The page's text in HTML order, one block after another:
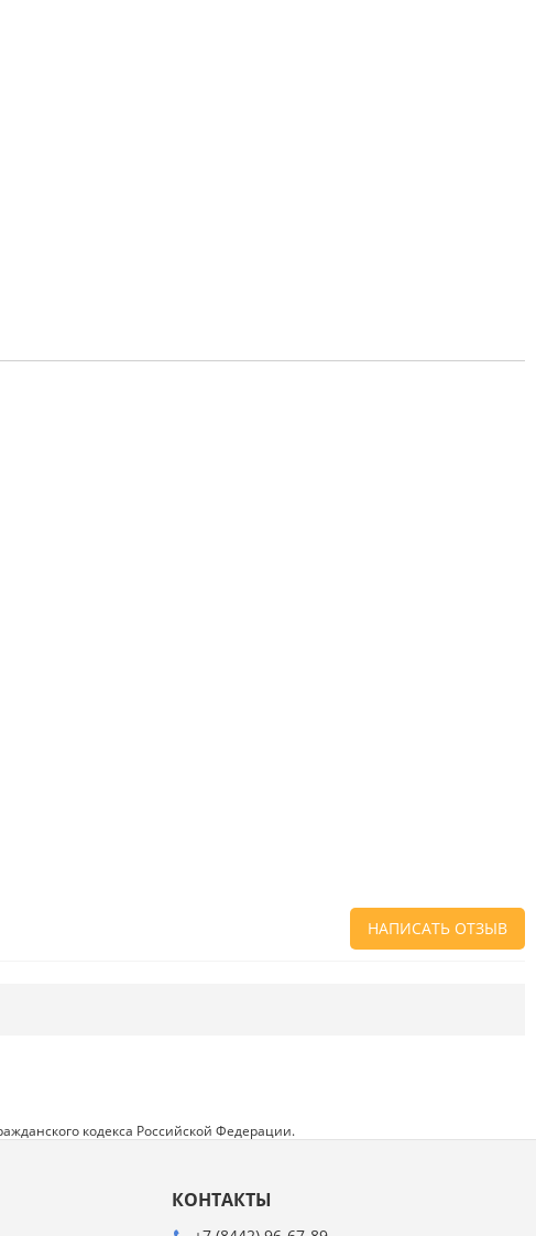
НАПИСАТЬ ОТЗЫВ
Доставка. Как был упакован товар?
Товар. Качественный? Какие его плюсы и
минусы?
кодекса Российской Федерации.
КОНТАКТЫ